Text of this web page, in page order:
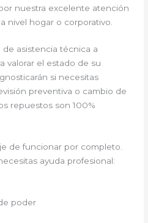
nuestra excelente atención
nivel hogar o corporativo.
asistencia técnica a
valorar el estado de su
si necesitas
preventiva o cambio de
repuestos son 100%
de funcionar por completo.
ayuda profesional:
poder